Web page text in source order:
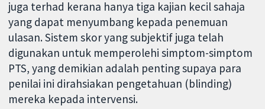
juga terhad kerana hanya tiga kajian kecil sahaja
yang dapat menyumbang kepada penemuan
ulasan. Sistem skor yang subjektif juga telah
digunakan untuk memperolehi simptom-simptom
PTS, yang demikian adalah penting supaya para
penilai ini dirahsiakan pengetahuan (blinding)
mereka kepada intervensi.